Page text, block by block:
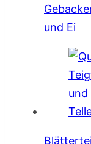
und Ei